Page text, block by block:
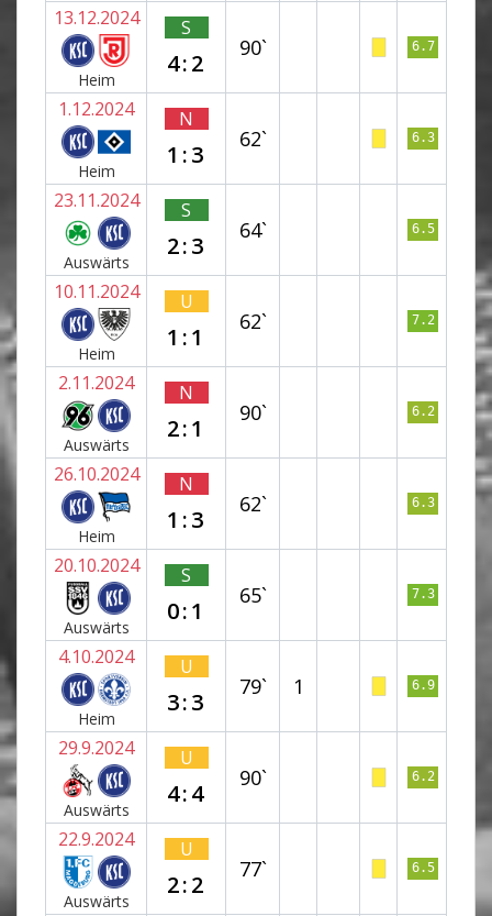
13.12.2024
Heim
S
4:2
90` 6.7
1.12.2024
Heim
N
1:3
62` 6.3
23.11.2024
Auswärts
S
2:3
64` 6.5
10.11.2024
Heim
U
1:1
62` 7.2
2.11.2024
Auswärts
N
2:1
90` 6.2
26.10.2024
Heim
N
1:3
62` 6.3
20.10.2024
Auswärts
S
0:1
65` 7.3
4.10.2024
Heim
U
3:3
79` 1 6.9
29.9.2024
Auswärts
U
4:4
90` 6.2
22.9.2024
Auswärts
U
2:2
77` 6.5